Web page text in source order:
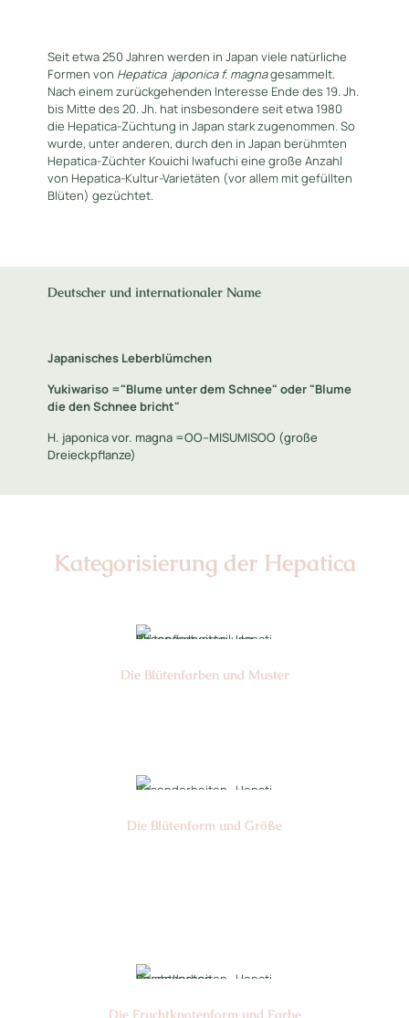
Seit etwa 250 Jahren werden in Japan viele natürliche
Formen von Hepatica japonica f. magnagesammelt.
Nach einem zurückgehenden Interesse Ende des 19. Jh.
bis Mitte des 20. Jh. hat insbesondere seit etwa 1980
die Hepatica-Züchtung in Japan stark zugenommen. So
wurde, unter anderen, durch den in Japan berühmten
Hepatica-Züchter Kouichi Iwafuchi eine große Anzahl
von Hepatica-Kultur-Varietäten (vor allem mit gefüllten
Blüten) gezüchtet.
Deutscher und internationaler Name
Japanisches Leberblümchen
Yukiwariso ="Blume unter dem Schnee" oder "Blume
die den Schnee bricht"
H. japonica vor. magna =OO--MISUMISOO (große
Dreieckpflanze)
Kategorisierung der Hepatica
Die Blüten­farben und Muster
Die Blüten­form und Größe
Die Frucht­knotenform und Farbe